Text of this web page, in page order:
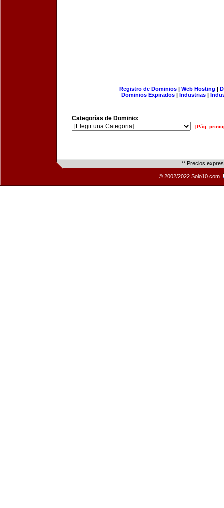
Registro de Dominios| Web Hosting |
Dominios Expirados | Industrias |
Categorías de Dominio:
[Pág.
** Precios
© 2002/2022 Solo10.com